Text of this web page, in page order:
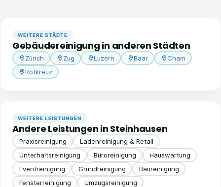
WEITERE STÄDTE
Gebäudereinigung in anderen Städten
Zürich Zug Luzern Baar
Cham
Rotkreuz
WEITERE LEISTUNGEN
Andere Leistungen in Steinhausen
Praxisreinigung
Ladenreinigung & Retail
Unterhaltsreinigung
Büroreinigung
Hauswartung
Eventreinigung
Grundreinigung
Baureinigung
Fensterreinigung
Umzugsreinigung